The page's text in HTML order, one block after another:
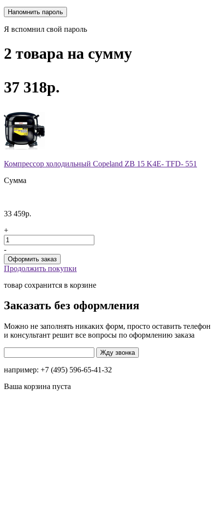
Я вспомнил свой пароль
2 товара на сумму
37 318р.
Компрессор холодильный Copeland ZB 15 K4E- TFD- 551
Сумма
33 459р.
+
-
Продолжить покупки
товар сохранится в корзине
Заказать без оформления
Можно не заполнять никаких форм, просто оставить телефон
и консультант решит все вопросы по оформлению заказа
например: +7 (495) 596-65-41-32
Ваша корзина пуста